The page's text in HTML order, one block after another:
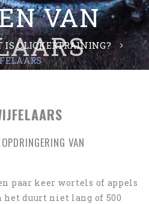
VAN
IS CLICKERTRAINING?
VAN
paar keer wortels of appels
het duurt niet lang of 500